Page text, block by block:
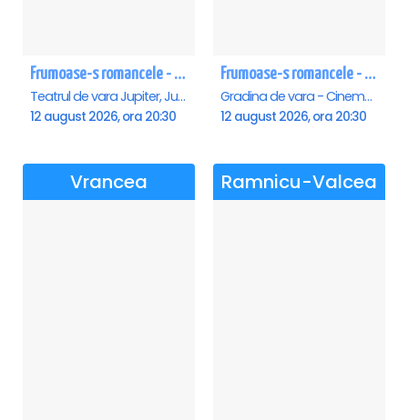
Frumoase-s romancele - Jupiter
Teatrul de vara Jupiter, Jupiter
12 august 2026, ora 20:30
Frumoase-s romancele - Saturn
Gradina de vara - Cinema Saturn, Saturn
12 august 2026, ora 20:30
Vrancea Ramnicu-Valcea